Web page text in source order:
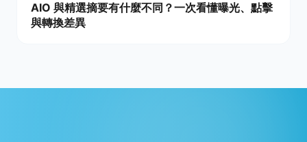
AIO 與精選摘要有什麼不同？一次看懂曝光、點擊
與轉換差異